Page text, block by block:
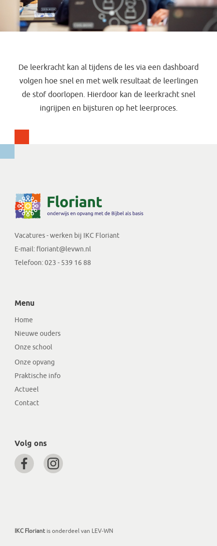
De leerkracht kan al tijdens de les via een dashboard
volgen hoe snel en met welk resultaat de leerlingen
de stof doorlopen. Hierdoor kan de leerkracht snel
ingrijpen en bijsturen op het leerproces.
Vacatures - werken bij IKC Floriant
E-mail: floriant@levwn.nl
Telefoon:023 - 539 16 88
Menu
Home
Nieuwe ouders
Onze school
Onze opvang
Praktische info
Actueel
Contact
Volg ons
IKC Floriant is onderdeel van LEV-WN